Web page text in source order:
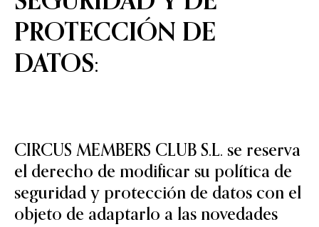
PROTECCIÓN DE
DATOS:
CIRCUS MEMBERS CLUB S.L. se reserva
el derecho de modificar su política de
seguridad y protección de datos con el
objeto de adaptarlo a las novedades